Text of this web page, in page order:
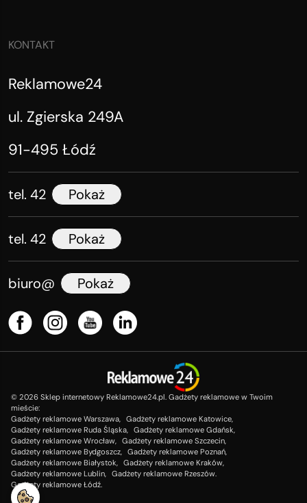
KONTAKT
Reklamowe24
ul. Zgierska 249A
91-495 Łódź
tel. 42 Pokaż
tel. 42 Pokaż
biuro@ Pokaż
© 2026 Sklep internetowy Reklamowe24.pl. Gadżety reklamowe w Twoim
mieście:
Gadżety reklamowe Warszawa, Gadżety reklamowe Katowice,
Gadżety reklamowe Ruda Śląska, Gadżety reklamowe Gdańsk,
Gadżety reklamowe Wrocław, Gadżety reklamowe Szczecin,
Gadżety reklamowe Bydgoszcz, Gadżety reklamowe Poznań,
Gadżety reklamowe Białystok, Gadżety reklamowe Kraków,
Gadżety reklamowe Lublin, Gadżety reklamowe Rzeszów.
Gadżety reklamowe Łódź.